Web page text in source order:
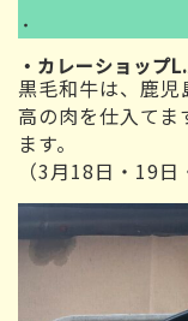
・
・ カレーショップ
黒毛和牛は、鹿
高の肉を仕入てま
ます。
（3月18日・19日